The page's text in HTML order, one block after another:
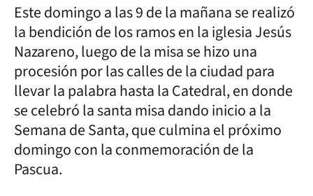
Este domingo a las 9 de la mañana se realizó
la bendición de los ramos en la iglesia Jesús
Nazareno, luego de la misa se hizo una
procesión por las calles de la ciudad para
llevar la palabra hasta la Catedral, en donde
se celebró la santa misa dando inicio a la
Semana de Santa, que culmina el próximo
domingo con la conmemoración de la
Pascua.